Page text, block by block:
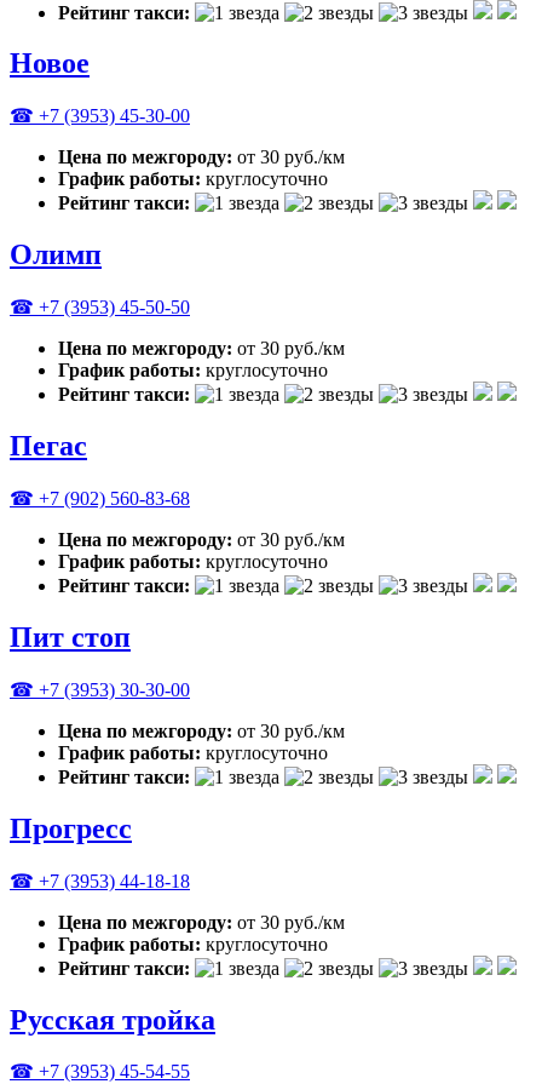
Рейтинг такси:
Новое
☎ +7 (3953) 45-30-00
Цена по межгороду: от 30 руб./км
График работы: круглосуточно
Рейтинг такси:
Олимп
☎ +7 (3953) 45-50-50
Цена по межгороду: от 30 руб./км
График работы: круглосуточно
Рейтинг такси:
Пегас
☎ +7 (902) 560-83-68
Цена по межгороду: от 30 руб./км
График работы: круглосуточно
Рейтинг такси:
Пит стоп
☎ +7 (3953) 30-30-00
Цена по межгороду: от 30 руб./км
График работы: круглосуточно
Рейтинг такси:
Прогресс
☎ +7 (3953) 44-18-18
Цена по межгороду: от 30 руб./км
График работы: круглосуточно
Рейтинг такси:
Русская тройка
☎ +7 (3953) 45-54-55